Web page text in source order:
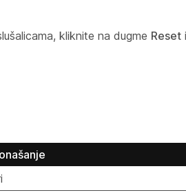
kliknite na dugme Reset